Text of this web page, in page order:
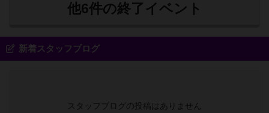
他6件の終了イベント
新着スタッフブログ
スタッフブログの投稿はありません